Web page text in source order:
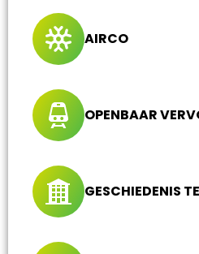
AIRCO
OPENBAAR
GESCHIEDENIS